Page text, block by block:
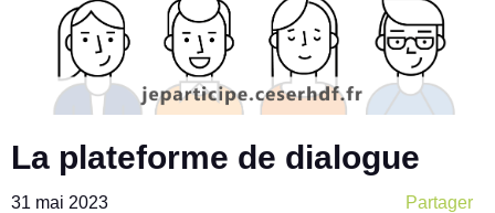
La plateforme de dialogue
31 mai 2023 Partager